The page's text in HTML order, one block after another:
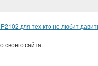
для тех кто не любит
своего сайта.